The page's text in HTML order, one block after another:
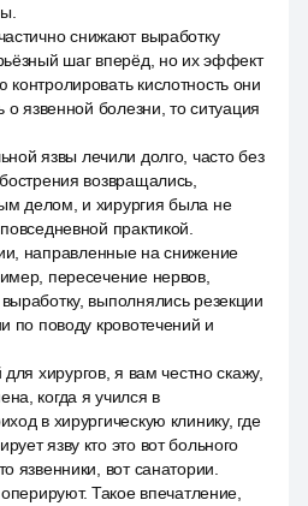
снижают выработку
шаг вперёд, но их эффект
кислотность они
о язвенной болезни, то ситуация
язвы лечили долго, часто без
возвращались,
делом, и хирургия была не
практикой.
направленные на снижение
пересечение нервов,
выполнялись резекции
по поводу кровотечений и
хирургов, я вам честно скажу,
когда я учился в
в хирургическую клинику, где
язву кто это вот больного
язвенники, вот санатории.
Такое впечатление,